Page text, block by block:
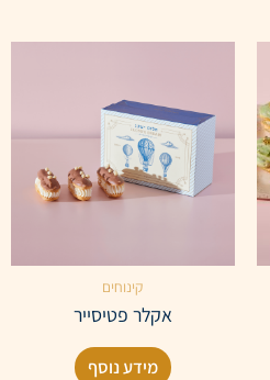
קינוחים
אקלר פטיסייר
מידע נוסף